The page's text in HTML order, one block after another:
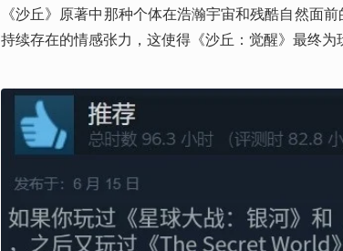
《沙丘》原著中那种个体在浩瀚宇宙和残酷自然面
持续存在的情感张力，这使得《沙丘：觉醒》最终为